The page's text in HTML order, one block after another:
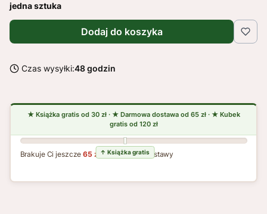
jedna sztuka
Dodaj do koszyka
Czas wysyłki:48 godzin
Brakuje Ci jeszcze65 zł do darmowej dostawy